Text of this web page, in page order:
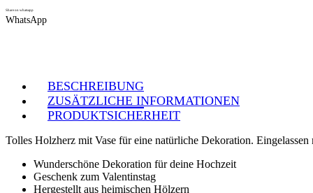
Share on whatsapp
WhatsApp
BESCHREIBUNG
ZUSÄTZLICHE INFORMATIONEN
PRODUKTSICHERHEIT
Tolles Holzherz mit Vase für eine natürliche Dekoration.
Wunderschöne Dekoration für deine Hochzeit
Geschenk zum Valentinstag
Hergestellt aus heimischen Hölzern